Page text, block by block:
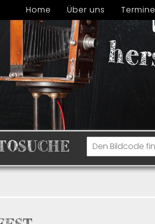
Home Über uns Termine